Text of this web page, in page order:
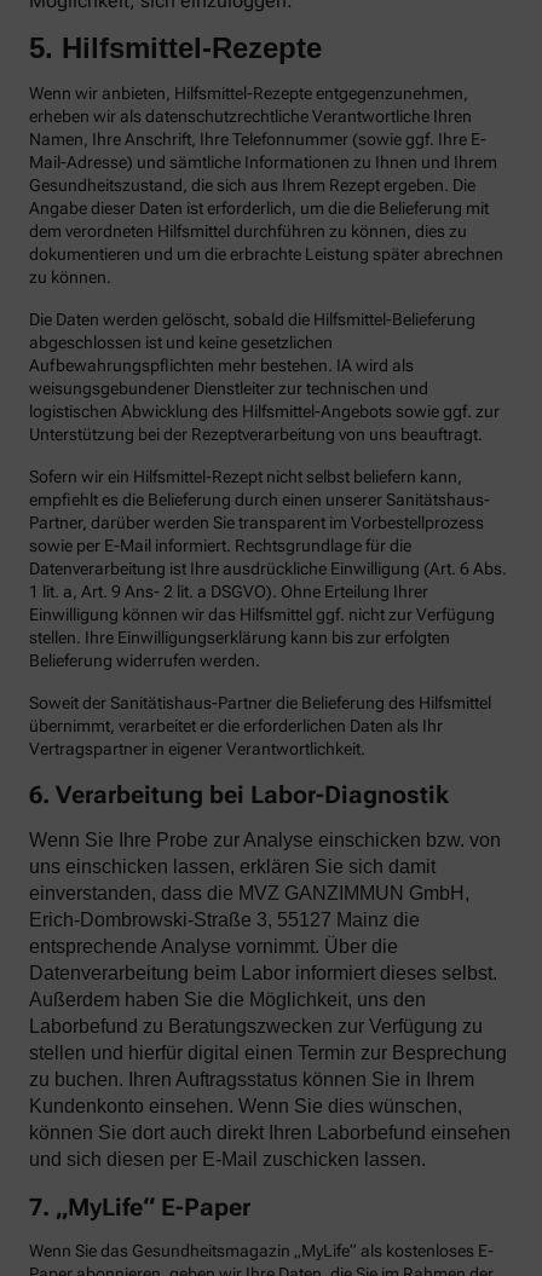
5. Hilfsmittel-Rezepte
Wenn wir anbieten, Hilfsmittel-Rezepte entgegenzunehmen,
erheben wir als datenschutzrechtliche Verantwortliche Ihren
Namen, Ihre Anschrift, Ihre Telefonnummer (sowie ggf. Ihre E-
Mail-Adresse) und sämtliche Informationen zu Ihnen und Ihrem
Gesundheitszustand, die sich aus Ihrem Rezept ergeben. Die
Angabe dieser Daten ist erforderlich, um die die Belieferung mit
dem verordneten Hilfsmittel durchführen zu können, dies zu
dokumentieren und um die erbrachte Leistung später abrechnen
zu können.
Die Daten werden gelöscht, sobald die Hilfsmittel-Belieferung
abgeschlossen ist und keine gesetzlichen
Aufbewahrungspflichten mehr bestehen. IA wird als
weisungsgebundener Dienstleiter zur technischen und
logistischen Abwicklung des Hilfsmittel-Angebots sowie ggf. zur
Unterstützung bei der Rezeptverarbeitung von uns beauftragt.
Sofern wir ein Hilfsmittel-Rezept nicht selbst beliefern kann,
empfiehlt es die Belieferung durch einen unserer Sanitätshaus-
Partner, darüber werden Sie transparent im Vorbestellprozess
sowie per E-Mail informiert. Rechtsgrundlage für die
Datenverarbeitung ist Ihre ausdrückliche Einwilligung (Art. 6 Abs.
1 lit. a, Art. 9 Ans- 2 lit. a DSGVO). Ohne Erteilung Ihrer
Einwilligung können wir das Hilfsmittel ggf. nicht zur Verfügung
stellen. Ihre Einwilligungserklärung kann bis zur erfolgten
Belieferung widerrufen werden.
Soweit der Sanitätishaus-Partner die Belieferung des Hilfsmittel
übernimmt, verarbeitet er die erforderlichen Daten als Ihr
Vertragspartner in eigener Verantwortlichkeit.
6. Verarbeitung bei Labor-Diagnostik
Wenn Sie Ihre Probe zur Analyse einschicken bzw. von
uns einschicken lassen, erklären Sie sich damit
einverstanden, dass die MVZ GANZIMMUN GmbH,
Erich-Dombrowski-Straße 3, 55127 Mainz die
entsprechende Analyse vornimmt. Über die
Datenverarbeitung beim Labor informiert dieses selbst.
Außerdem haben Sie die Möglichkeit, uns den
Laborbefund zu Beratungszwecken zur Verfügung zu
stellen und hierfür digital einen Termin zur Besprechung
zu buchen. Ihren Auftragsstatus können Sie in Ihrem
Kundenkonto einsehen. Wenn Sie dies wünschen,
können Sie dort auch direkt Ihren Laborbefund einsehen
und sich diesen per E-Mail zuschicken lassen.
7. „MyLife“ E-Paper
Wenn Sie das Gesundheitsmagazin „MyLife“ als kostenloses E-